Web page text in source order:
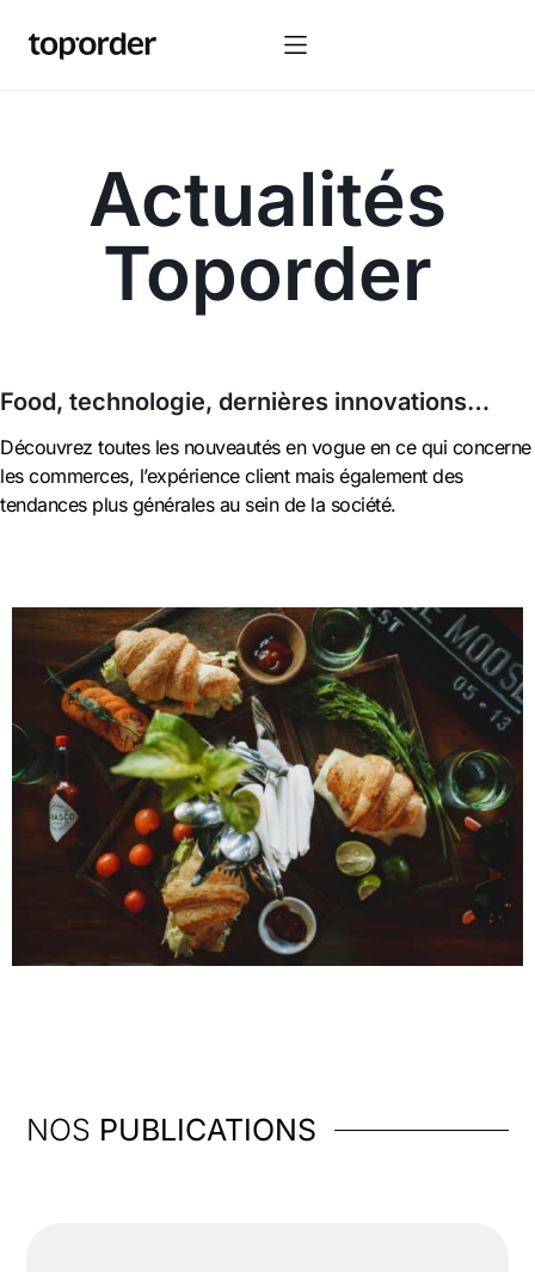
Actualités
Toporder
Food, technologie, dernières innovations…
Découvrez toutes les nouveautés en vogue en ce qui concerne
les commerces, l’expérience client mais également des
tendances plus générales au sein de la société.
NOS PUBLICATIONS